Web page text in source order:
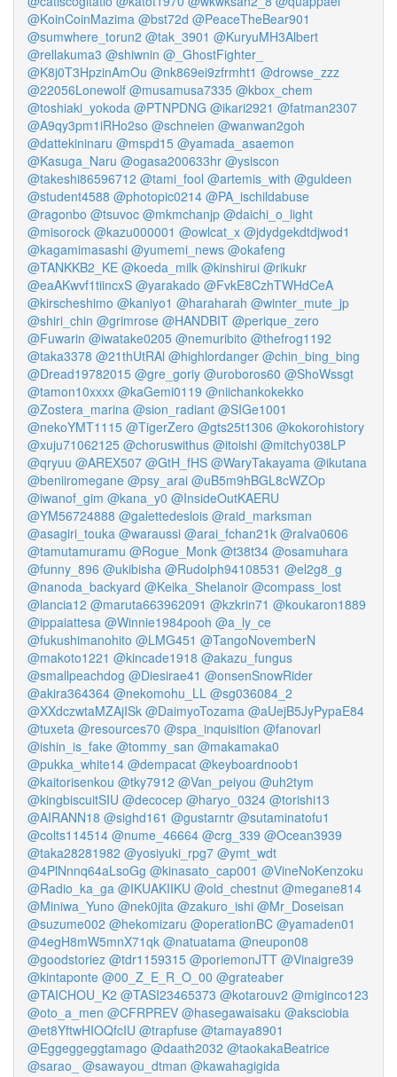
@KoinCoinMazima @bst72d @PeaceTheBear901
@sumwhere_torun2 @tak_3901 @KuryuMH3Albert
@rellakuma3 @shiwnin @_GhostFighter_
@K8j0T3HpzinAmOu @nk869ei9zfrmht1 @drowse_zzz
@22056Lonewolf @musamusa7335 @kbox_chem
@toshiaki_yokoda @PTNPDNG @ikari2921 @fatman2307
@A9qy3pm1iRHo2so @schneien @wanwan2goh
@dattekininaru @mspd15 @yamada_asaemon
@Kasuga_Naru @ogasa200633hr @ysiscon
@takeshi86596712 @tami_fool @artemis_with @guldeen
@student4588 @photopic0214 @PA_ischildabuse
@ragonbo @tsuvoc @mkmchanjp @daichi_o_light
@misorock @kazu000001 @owlcat_x @jdydgekdtdjwod1
@kagamimasashi @yumemi_news @okafeng
@TANKKB2_KE @koeda_milk @kinshirui @rikukr
@eaAKwvf1tiincxS @yarakado @FvkE8CzhTWHdCeA
@kirscheshimo @kaniyo1 @haraharah @winter_mute_jp
@shiri_chin @grimrose @HANDBIT @perique_zero
@Fuwarin @iwatake0205 @nemuribito @thefrog1192
@taka3378 @21thUtRAl @highlordanger @chin_bing_bing
@Dread19782015 @gre_goriy @uroboros60 @ShoWssgt
@tamon10xxxx @kaGemi0119 @niichankokekko
@Zostera_marina @sion_radiant @SIGe1001
@nekoYMT1115 @TigerZero @gts25t1306 @kokorohistory
@xuju71062125 @choruswithus @itoishi @mitchy038LP
@qryuu @AREX507 @GtH_fHS @WaryTakayama @ikutana
@beniiromegane @psy_arai @uB5m9hBGL8cWZOp
@iwanof_gim @kana_y0 @InsideOutKAERU
@YM56724888 @galettedeslois @raid_marksman
@asagiri_touka @waraussi @arai_fchan21k @ralva0606
@tamutamuramu @Rogue_Monk @t38t34 @osamuhara
@funny_896 @ukibisha @Rudolph94108531 @el2g8_g
@nanoda_backyard @Keika_Shelanoir @compass_lost
@lancia12 @maruta663962091 @kzkrin71 @koukaron1889
@ippaiattesa @Winnie1984pooh @a_ly_ce
@fukushimanohito @LMG451 @TangoNovemberN
@makoto1221 @kincade1918 @akazu_fungus
@smallpeachdog @Diesirae41 @onsenSnowRider
@akira364364 @nekomohu_LL @sg036084_2
@XXdczwtaMZAjISk @DaimyoTozama @aUejB5JyPypaE84
@tuxeta @resources70 @spa_inquisition @fanovarl
@ishin_is_fake @tommy_san @makamaka0
@pukka_white14 @dempacat @keyboardnoob1
@kaitorisenkou @tky7912 @Van_peiyou @uh2tym
@kingbiscuitSIU @decocep @haryo_0324 @torishi13
@AIRANN18 @sighd161 @gustarntr @sutaminatofu1
@colts114514 @nume_46664 @crg_339 @Ocean3939
@taka28281982 @yosiyuki_rpg7 @ymt_wdt
@4PlNnnq64aLsoGg @kinasato_cap001 @VineNoKenzoku
@Radio_ka_ga @IKUAKIIKU @old_chestnut @megane814
@Miniwa_Yuno @nek0jita @zakuro_ishi @Mr_Doseisan
@suzume002 @hekomizaru @operationBC @yamaden01
@4egH8mW5mnX71qk @natuatama @neupon08
@goodstoriez @tdr1159315 @poriemonJTT @Vinaigre39
@kintaponte @00_Z_E_R_O_00 @grateaber
@TAICHOU_K2 @TASI23465373 @kotarouv2 @miginco123
@oto_a_men @CFRPREV @hasegawaisaku @aksciobia
@et8YftwHIOQfcIU @trapfuse @tamaya8901
@Eggeggeggtamago @daath2032 @taokakaBeatrice
@sarao_
@sawayou_dtman @kawahagigida